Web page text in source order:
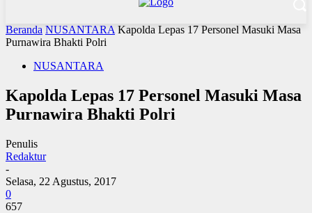
Beranda NUSANTARA Kapolda Lepas 17 Personel Masuki Masa
Purnawira Bhakti Polri
NUSANTARA
Kapolda Lepas 17 Personel Masuki Masa
Purnawira Bhakti Polri
Penulis
Redaktur
-
Selasa, 22 Agustus, 2017
0
657